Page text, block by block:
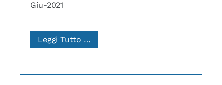
Giu-2021
Leggi Tutto …